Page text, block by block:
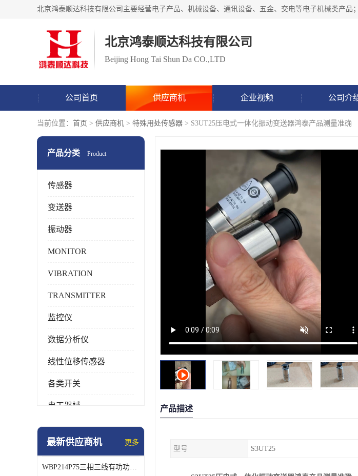
北京鸿泰顺达科技有限公司
Beijing Hong Tai Shun Da CO.,LTD
公司首页 供应商机 企业视频 公司介
当前位置： 首页 > 供应商机 > 特殊用处传感器 > S3UT25压电式一体化振动变送器鸿泰产品测量准确
产品分类 Product
传感器
变送器
振动器
MONITOR
VIBRATION
TRANSMITTER
监控仪
数据分析仪
线性位移传感器
各类开关
电工器械
模块化产品
特殊用处传感器
最新供应商机 更多
WBP214P75三相三线有功功率传感器鸿泰顺达产品稳定性好
产品描述
型号 S3UT25